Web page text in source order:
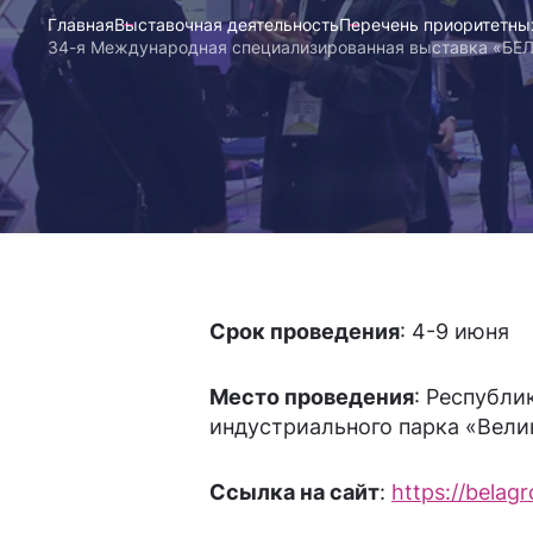
ГлавнаяВыставочная деятельностьПеречень
34-я Международная специализированная выставка
Срок проведения: 4-9 июня
Место проведения:
индустриального парка
Ссылка на сайт: https://